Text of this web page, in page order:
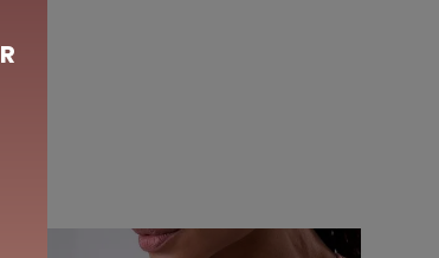
que oferece liberdade e amplitude de
de sustentação. Ideal para quem
o ponto de sustentação central. Decote
e redondo, com abertura para bojo*, para
usar o modelo que mais se adequa aos
seios.
Atrito:
durante todo o processo de criação,
e produção para reduzir ao